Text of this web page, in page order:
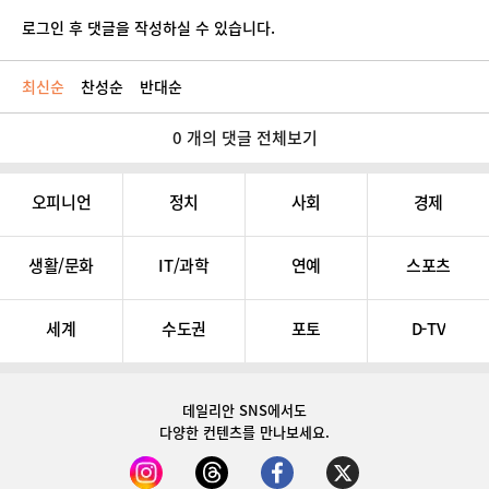
로그인 후 댓글을 작성하실 수 있습니다.
최신순 찬성순 반대순
0 개의 댓글 전체보기
오피니언 정치 사회 경제
생활/문화 IT/과학 연예 스포츠
세계 수도권 포토 D-TV
데일리안 SNS에서도
다양한 컨텐츠를 만나보세요.